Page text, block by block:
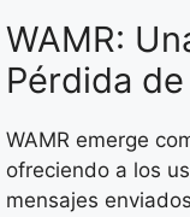
WAMR:
Pérdida
WAMR emerge
ofreciendo a los
mensajes